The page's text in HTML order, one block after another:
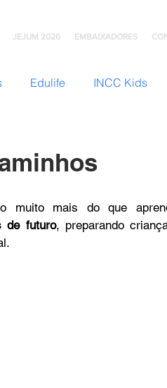
JEJUM 2026 EMBAIXADORES
Edulife INCC Kids
muito mais do que
de futuro, preparando